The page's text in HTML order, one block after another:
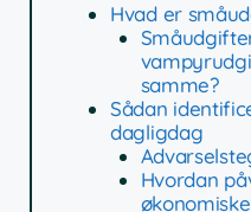
Hvad er
samme?
Sådan
dagligdag
Hvordan